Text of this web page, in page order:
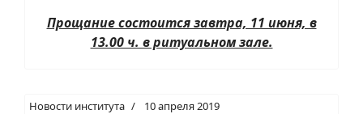
Прощание состоится завтра, 11 июня, в
13.00 ч. в ритуальном зале.
Новости института 10 апреля 2019